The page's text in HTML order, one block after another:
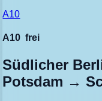
A10
A10 frei
Südlicher
Potsdam →